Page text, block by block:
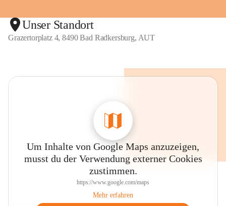
Unser Standort
Grazertorplatz 4, 8490 Bad Radkersburg, AUT
Um Inhalte von Google Maps anzuzeigen,
musst du der Verwendung externer Cookies
zustimmen.
https://www.google.com/maps
Mehr erfahren